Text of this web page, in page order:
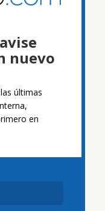
nuevo
últimas
en